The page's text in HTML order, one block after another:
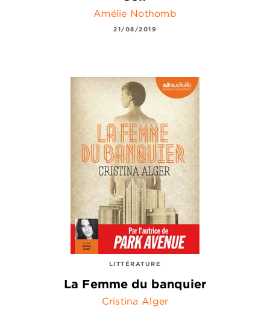
Amélie Nothomb
21/08/2019
LITTÉRATURE
La Femme du banquier
Cristina Alger